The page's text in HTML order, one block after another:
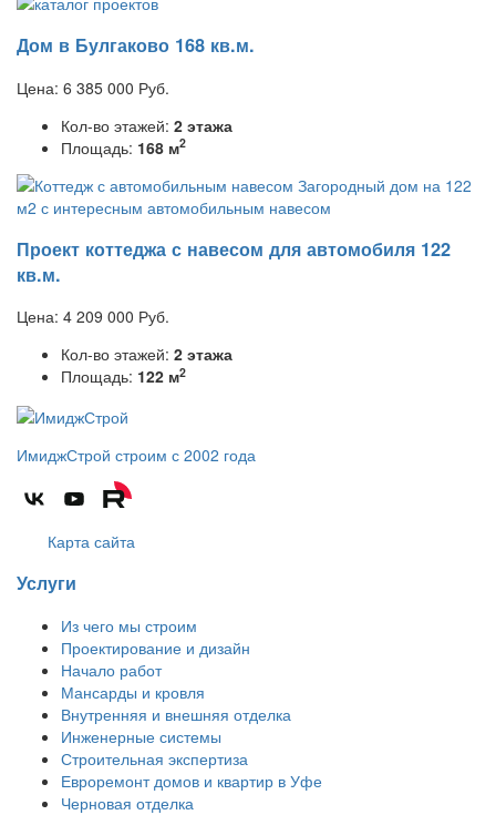
Дом в Булгаково 168 кв.м.
Цена: 6 385 000 Руб.
Кол-во этажей: 2 этажа
Площадь: 168 м2
Проект коттеджа с навесом для автомобиля 122
кв.м.
Цена: 4 209 000 Руб.
Кол-во этажей: 2 этажа
Площадь: 122 м2
ИмиджСтрой строим с 2002 года
Карта сайта
Услуги
Из чего мы строим
Проектирование и дизайн
Начало работ
Мансарды и кровля
Внутренняя и внешняя отделка
Инженерные системы
Строительная экспертиза
Евроремонт домов и квартир в Уфе
Черновая отделка